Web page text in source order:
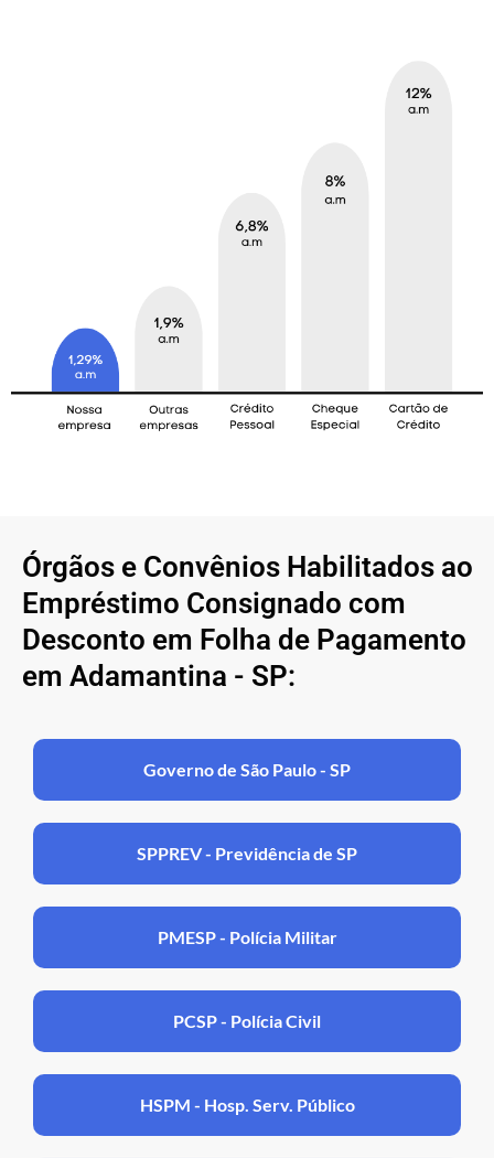
Órgãos e Convênios Habilitados ao
Empréstimo Consignado com
Desconto em Folha de Pagamento
em Adamantina - SP:
Governo de São Paulo - SP
SPPREV - Previdência de SP
PMESP - Polícia Militar
PCSP - Polícia Civil
HSPM - Hosp. Serv. Público